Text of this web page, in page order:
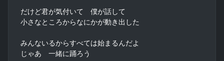
だけど君が気付いて　僕が話して
小さなところからなにかが動き出した
みんないるからすべては始まるんだよ
じゃあ　一緒に踊ろう